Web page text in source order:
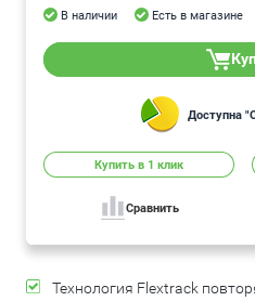
В наличии Есть в магазине
Доступна
Купить в 1 клик
Сравнить
Технология Flextrack